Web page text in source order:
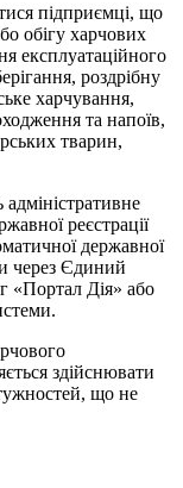
підприємці, що
обігу харчових
експлуатаційного
роздрібну
харчування,
та напоїв,
тварин,
реєстрації
державної
через Єдиний
«Портал Дія» або
здійснювати
що не